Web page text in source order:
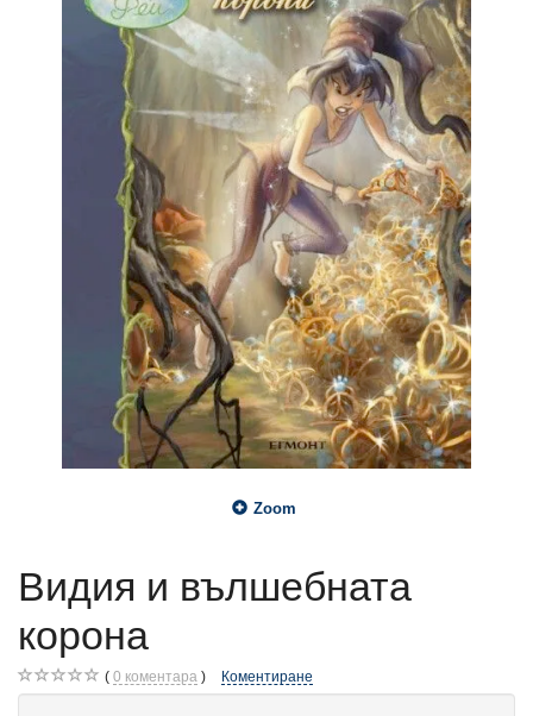
Zoom
Видия и вълшебната
корона
0 коментара Коментиране